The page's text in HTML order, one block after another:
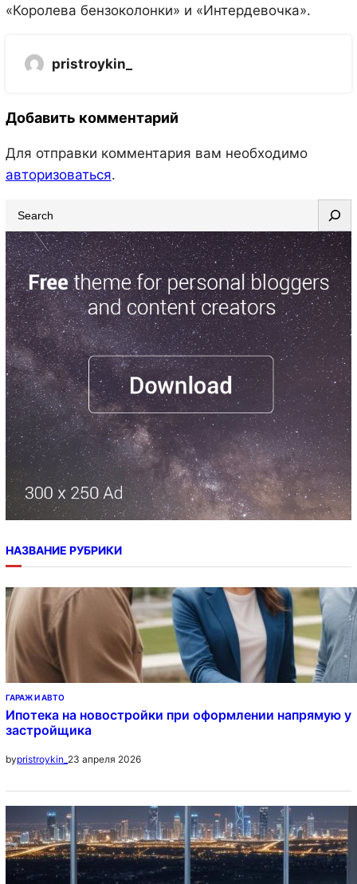
«Королева бензоколонки» и «Интердевочка».
pristroykin_
Добавить комментарий
Для отправки комментария вам необходимо
авторизоваться.
e
a
r
c
h
НАЗВАНИЕ РУБРИКИ
ГАРАЖ И АВТО
Ипотека на новостройки при оформлении напрямую у
застройщика
bypristroykin_ 23 апреля 2026